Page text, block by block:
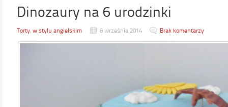
Dinozaury na 6 urodzinki
Torty, w stylu angielskim 6 września 2014 Brak komentarzy